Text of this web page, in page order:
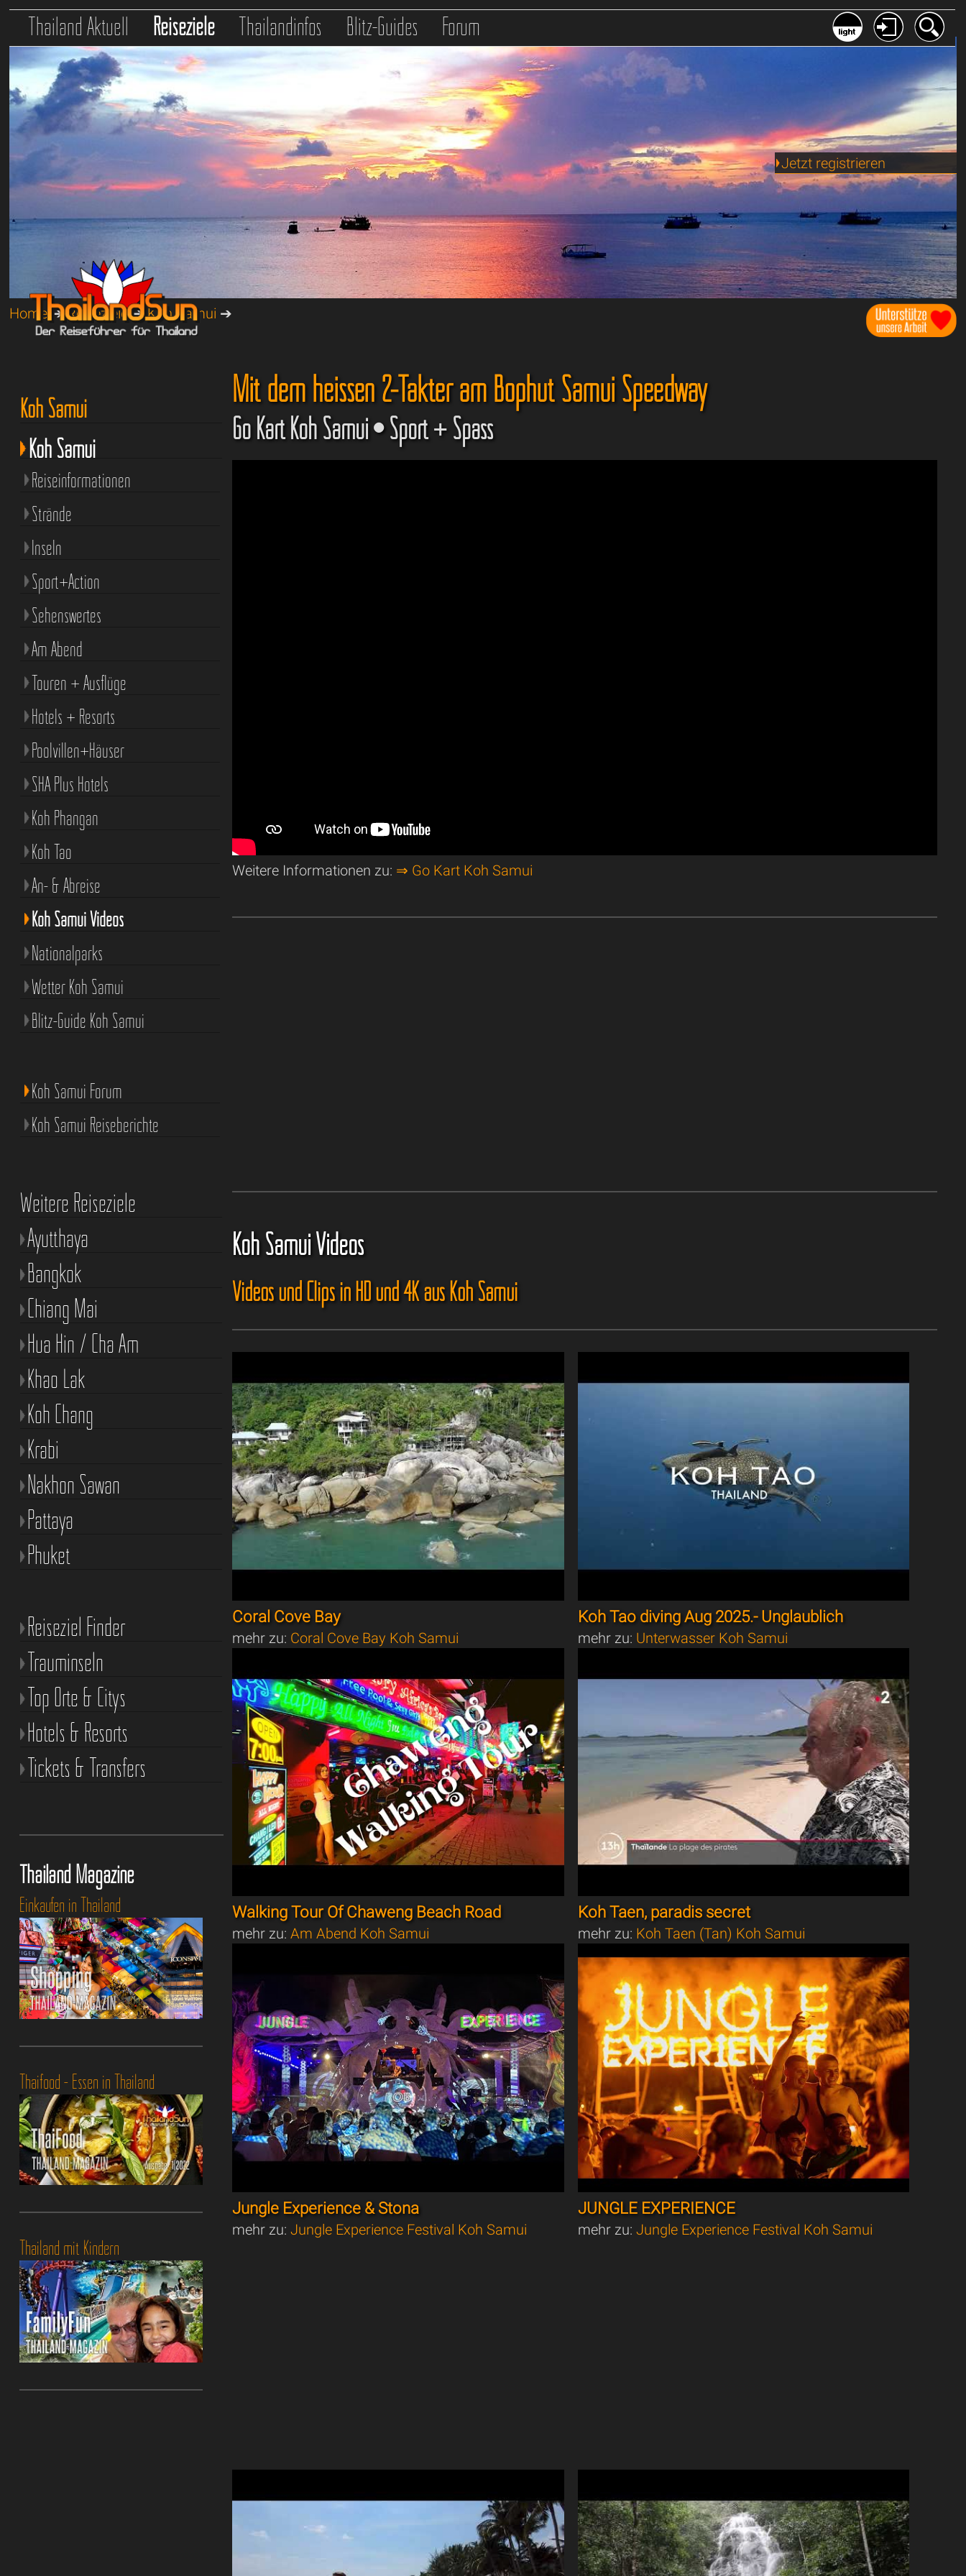
Thailand Aktuell Reiseziele Thailandinfos Blitz-Guides Forum
Jetzt registrieren
Home➔Reiseziele➔Koh Samui ➔
Mit dem heissen 2-Takter am Bophut Samui Speedway
Go Kart Koh Samui • Sport + Spass
Weitere Informationen zu: ⇒ Go Kart Koh Samui
Koh Samui Videos
Videos und Clips in HD und 4K aus Koh Samui
Coral Cove Bay
mehr zu: Coral Cove Bay Koh Samui
Koh Tao diving Aug 2025.- Unglaublich
mehr zu: Unterwasser Koh Samui
Walking Tour Of Chaweng Beach Road
mehr zu:Am Abend Koh Samui
Koh Taen, paradis secret
mehr zu: Koh Taen (Tan) Koh Samui
Jungle Experience & Stona
mehr zu:Jungle Experience Festival Koh Samui
JUNGLE EXPERIENCE
mehr zu:Jungle Experience Festival Koh Samui
Koh Samui
Koh Samui
Reiseinformationen
Strände
Inseln
Sport+Action
Sehenswertes
Am Abend
Touren + Ausflüge
Hotels + Resorts
Poolvillen+Häuser
SHA Plus Hotels
Koh Phangan
Koh Tao
An- & Abreise
Koh Samui Videos
Nationalparks
Wetter Koh Samui
Blitz-Guide Koh Samui
Koh Samui Forum
Koh Samui Reiseberichte
Weitere Reiseziele
Ayutthaya
Bangkok
Chiang Mai
Hua Hin / Cha Am
Khao Lak
Koh Chang
Krabi
Nakhon Sawan
Pattaya
Phuket
Reiseziel Finder
Trauminseln
Top Orte & Citys
Hotels & Resorts
Tickets & Transfers
Thailand Magazine
Einkaufen in Thailand
Thaifood - Essen in Thailand
Thailand mit Kindern